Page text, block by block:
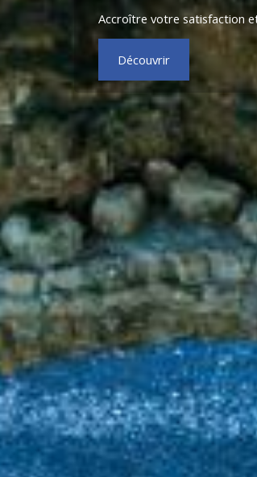
Accroître votre satisfaction
Découvrir